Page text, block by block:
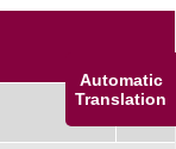
Automatic
Translation